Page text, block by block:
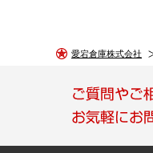
愛宕倉庫株式会社